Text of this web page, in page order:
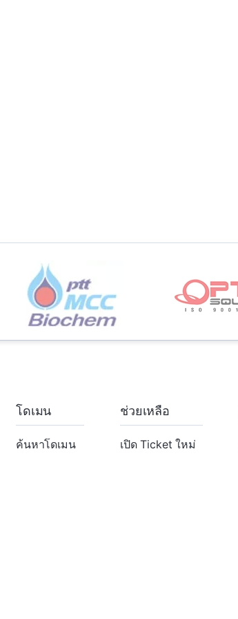
โดเมน
ค้นหาโดเมน
ช่วยเหลือ
เปิด Ticket ใหม่